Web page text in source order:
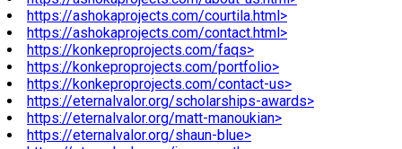
https://ashokaprojects.com/courtila.html>
https://ashokaprojects.com/contact.html>
https://konkeproprojects.com/faqs>
https://konkeproprojects.com/portfolio>
https://konkeproprojects.com/contact-us>
https://eternalvalor.org/scholarships-awards>
https://eternalvalor.org/matt-manoukian>
https://eternalvalor.org/shaun-blue>